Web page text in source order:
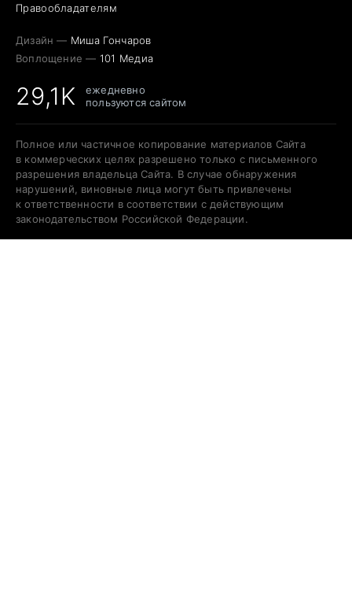
Правообладателям
Дизайн — Миша Гончаров
Воплощение — 101 Медиа
29,1K
ежедневно
пользуются сайтом
Полное или частичное копирование материалов Сайта
в коммерческих целях разрешено только с письменного
разрешения владельца Сайта. В случае обнаружения
нарушений, виновные лица могут быть привлечены
к ответственности в соответствии с действующим
законодательством Российской Федерации.